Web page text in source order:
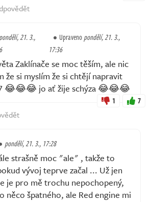
pondělí, 21. 3.,
Upravenopondělí, 21. 3.,
17:36
Zaklínače se moc těším, ale nic
že si myslím že si chtějí napravit
😂😂😂 jo ať žije schýza 😂😂😂
1 7
pondělí, 21. 3., 17:28
strašně moc "ale" , takže to
vývoj teprve začal ... Už jen
je pro mě trochu nepochopený,
něco špatného, ale Red engine mi